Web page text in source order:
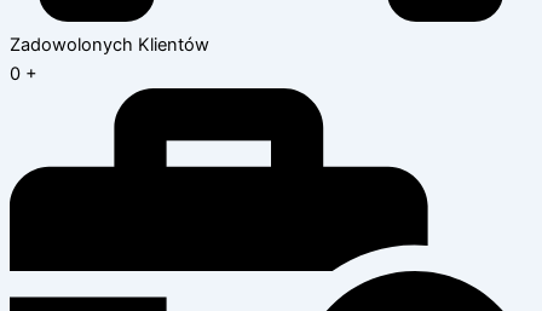
Zadowolonych Klientów
0 +